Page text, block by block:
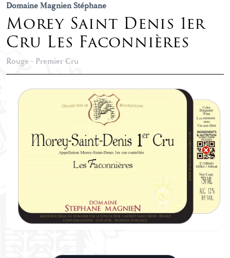
Domaine Magnien Stéphane
Morey Saint Denis 1er
Cru Les Faconnières
Rouge - Premier Cru